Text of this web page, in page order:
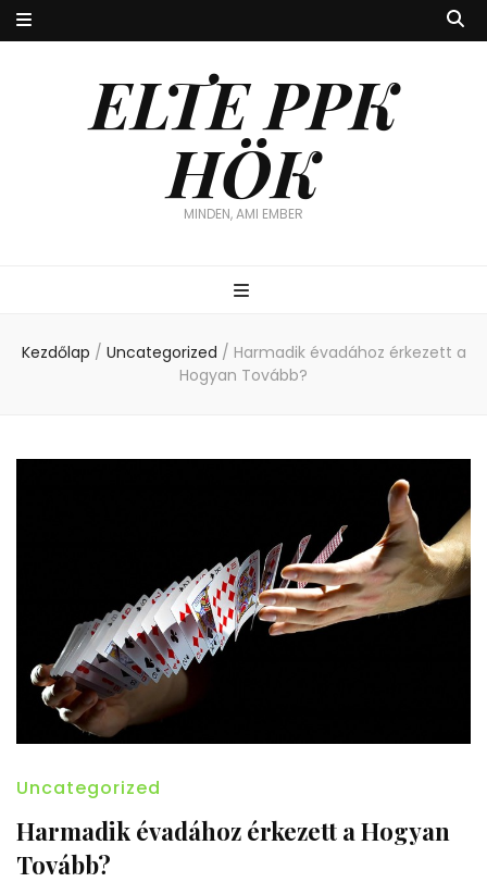
ELTE PPK
HÖK
MINDEN, AMI EMBER
Kezdőlap / Uncategorized / Harmadik évadához érkezett a
Hogyan Tovább?
Uncategorized
Harmadik évadához érkezett a Hogyan
Tovább?